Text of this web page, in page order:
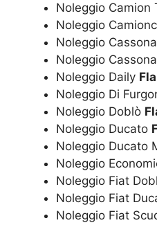
Noleggio Camion
Noleggio
Noleggio
Noleggio
Noleggio Daily
Noleggio Di
Noleggio Doblò
Noleggio Ducato
Noleggio Ducato
Noleggio
Noleggio Fiat
Noleggio Fiat
Noleggio Fiat